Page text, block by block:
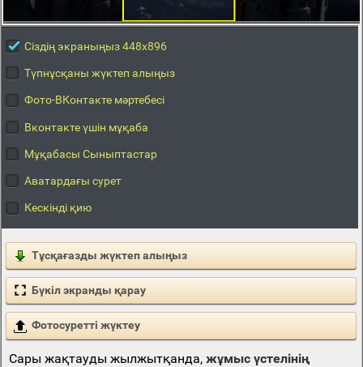
Сіздің экраныңыз 448x896
Түпнұсқаны жүктеп алыңыз
Фото-ВКонтакте мәртебесі
Вконтакте үшін мұқаба
Мұқабасы Сыныптастар
Аватардағы сурет
Кескінді қию
Тұсқағазды жүктеп алыңыз
Бүкіл экранды қарау
Фотосуретті жүктеу
Сары жақтауды жылжытқанда, жұмыс үстелінің